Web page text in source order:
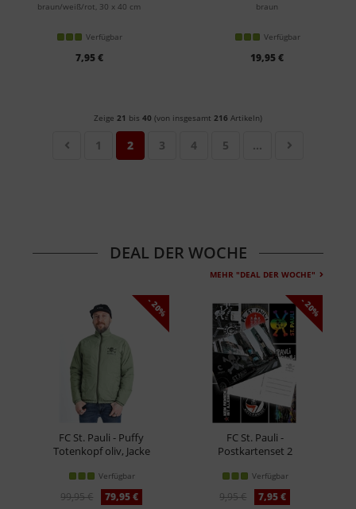
braun/weiß/rot, 30 x 40 cm
Verfügbar
7,95 €
braun
Verfügbar
19,95 €
Zeige 21 bis 40 (von insgesamt 216 Artikeln)
1 2 3 4 5 ...
DEAL DER WOCHE
MEHR "DEAL DER WOCHE"
FC St. Pauli - Puffy
Totenkopf oliv, Jacke
Verfügbar
99,95 € 79,95 €
- 20%
FC St. Pauli -
Postkartenset 2
Verfügbar
9,95 € 7,95 €
- 20%